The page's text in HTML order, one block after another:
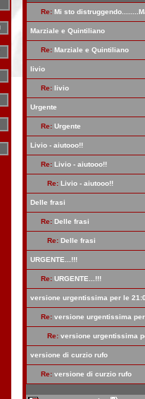
Re: Mi sto
Marziale e Quintiliano
Re: Marziale e Quintiliano
livio
Re: livio
Urgente
Re: Urgente
Livio - aiutooo!!
Re: Livio - aiutooo!!
Re: Livio - aiutooo!!
Delle frasi
Re: Delle frasi
Re: Delle frasi
URGENTE...!!!
Re: URGENTE...!!!
versione urgentissima per le
Re: versione urgentissima
Re: versione urgentissima
versione di curzio rufo
Re: versione di curzio rufo